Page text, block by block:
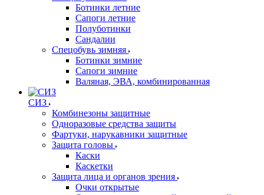
Ботинки летние
Сапоги летние
Полуботинки
Сандалии
Спецобувь зимняя
Ботинки зимние
Сапоги зимние
Валяная, ЭВА, комбинированная
СИЗ
Комбинезоны защитные
Одноразовые средства защиты
Фартуки, нарукавники защитные
Защита головы
Каски
Каскетки
Защита лица и органов зрения
Очки открытые